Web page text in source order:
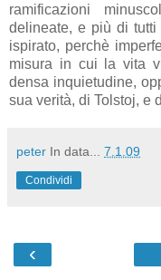
ramificazioni
delineate, e più di
ispirato, perchè
misura in cui la vita
densa inquietudine,
sua verità, di Tolstoj, e
peter In data... 7.1.09
Condividi
‹